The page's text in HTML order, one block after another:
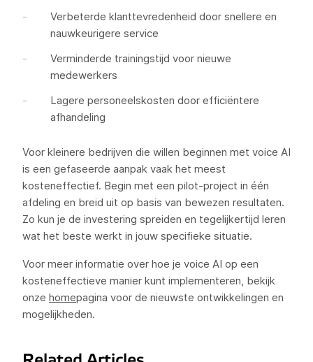
Verbeterde klanttevredenheid door snellere en
nauwkeurigere service
Verminderde trainingstijd voor nieuwe
medewerkers
Lagere personeelskosten door efficiëntere
afhandeling
Voor kleinere bedrijven die willen beginnen met voice AI
is een gefaseerde aanpak vaak het meest
kosteneffectief. Begin met een pilot-project in één
afdeling en breid uit op basis van bewezen resultaten.
Zo kun je de investering spreiden en tegelijkertijd leren
wat het beste werkt in jouw specifieke situatie.
Voor meer informatie over hoe je voice AI op een
kosteneffectieve manier kunt implementeren, bekijk
onze homepagina voor de nieuwste ontwikkelingen en
mogelijkheden.